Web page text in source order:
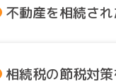
不動産を相続さ
相続税の節税対